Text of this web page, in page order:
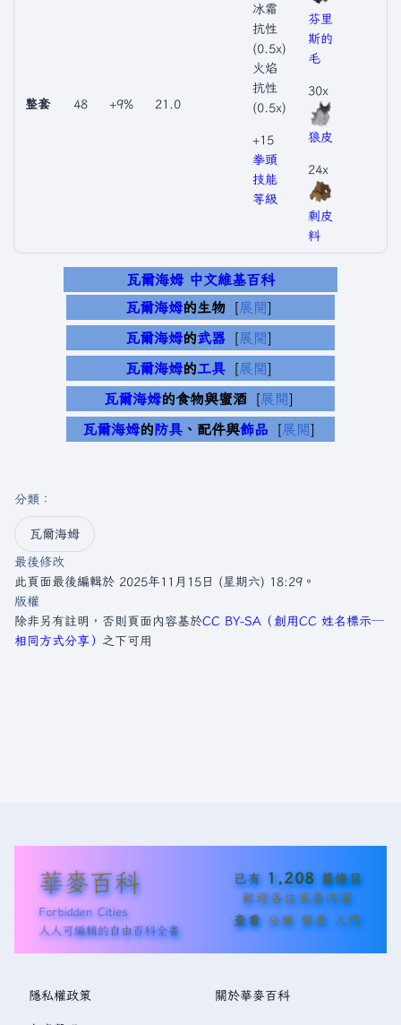
整套 48 +9% 21.0
冰霜
抗性
(0.5x)
火焰
抗性
(0.5x)
+15
拳頭
技能
等級
芬里
斯的
毛
30x
狼皮
24x
剩皮
料
瓦爾海姆 中文維基百科
瓦爾海姆的生物
展開
瓦爾海姆的武器
展開
瓦爾海姆的工具
展開
瓦爾海姆的食物與蜜酒
展開
瓦爾海姆的防具、配件與飾品 展開
分類 ：​
瓦爾海姆
最後修改
此頁面最後編輯於 2025年11月15日 (星期六) 18:29。
版權
除非另有註明，否則頁面內容基於CC BY-SA（創用CC 姓名標示─
相同方式分享） 之下可用
華麥百科
Forbidden Cities
人人可編輯的自由百科全書
已有 1,208 篇條目
歡迎各位完善內容
查看 分類 變更 入門
隱私權政策 關於華麥百科